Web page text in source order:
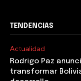
TENDENCIAS
Actualidad
Rodrigo Paz
transformar